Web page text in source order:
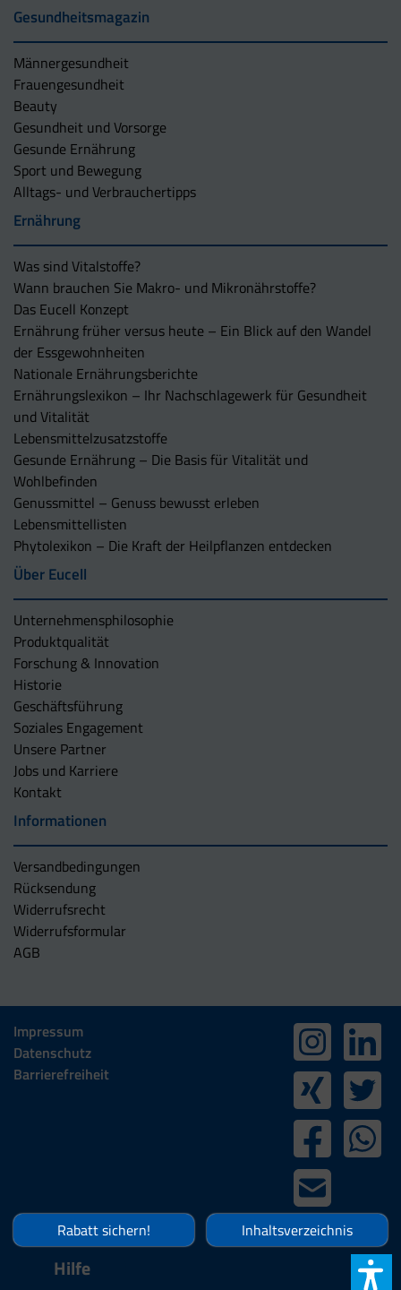
Gesundheitsmagazin
Männergesundheit
Frauengesundheit
Beauty
Gesundheit und Vorsorge
Gesunde Ernährung
Sport und Bewegung
Alltags- und Verbrauchertipps
Ernährung
Was sind Vitalstoffe?
Wann brauchen Sie Makro- und Mikronährstoffe?
Das Eucell Konzept
Ernährung früher versus heute – Ein Blick auf den Wandel
der Essgewohnheiten
Nationale Ernährungsberichte
Ernährungslexikon – Ihr Nachschlagewerk für Gesundheit
und Vitalität
Lebensmittelzusatzstoffe
Gesunde Ernährung – Die Basis für Vitalität und
Wohlbefinden
Genussmittel – Genuss bewusst erleben
Lebensmittellisten
Phytolexikon – Die Kraft der Heilpflanzen entdecken
Über Eucell
Unternehmens­philosophie
Produktqualität
Forschung & Innovation
Historie
Geschäftsführung
Soziales Engagement
Unsere Partner
Jobs und Karriere
Kontakt
Informationen
Versandbedingungen
Rücksendung
Widerrufsrecht
Widerrufsformular
AGB
Impressum
Datenschutz
Barrierefreiheit
Rabatt sichern! Inhaltsverzeichnis
Hilfe